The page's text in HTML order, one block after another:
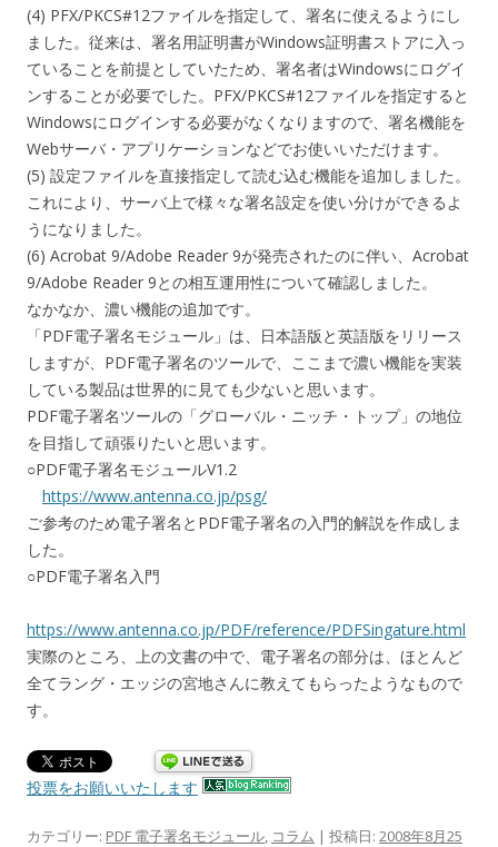
(4) PFX/PKCS#12ファイルを指定して、署名に使えるようにし
ました。従来は、署名用証明書がWindows証明書ストアに入っ
ていることを前提としていたため、署名者はWindowsにログイ
ンすることが必要でした。PFX/PKCS#12ファイルを指定すると
Windowsにログインする必要がなくなりますので、署名機能を
Webサーバ・アプリケーションなどでお使いいただけます。
(5) 設定ファイルを直接指定して読む込む機能を追加しました。
これにより、サーバ上で様々な署名設定を使い分けができるよ
うになりました。
(6) Acrobat 9/Adobe Reader 9が発売されたのに伴い、Acrobat
9/Adobe Reader 9との相互運用性について確認しました。
なかなか、濃い機能の追加です。
「PDF電子署名モジュール」は、日本語版と英語版をリリース
しますが、PDF電子署名のツールで、ここまで濃い機能を実装
している製品は世界的に見ても少ないと思います。
PDF電子署名ツールの「グローバル・ニッチ・トップ」の地位
を目指して頑張りたいと思います。
○PDF電子署名モジュールV1.2
https://www.antenna.co.jp/psg/
ご参考のため電子署名とPDF電子署名の入門的解説を作成しま
した。
○PDF電子署名入門
https://www.antenna.co.jp/PDF/reference/PDFSingature.html
実際のところ、上の文書の中で、電子署名の部分は、ほとんど
全てラング・エッジの宮地さんに教えてもらったようなもので
す。
投票をお願いいたします
カテゴリー: PDF 電子署名モジュール コラム | 投稿日: 2008年8月25